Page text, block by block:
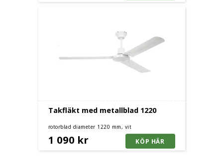
Takfläkt med metallblad 1220
rotorblad diameter 1220 mm, vit
1 090 kr